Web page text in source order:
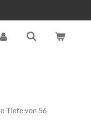
Tiefe von 56